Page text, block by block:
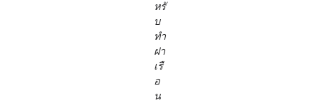
หรั
บ
ทำ
ฝา
เรื
อ
น